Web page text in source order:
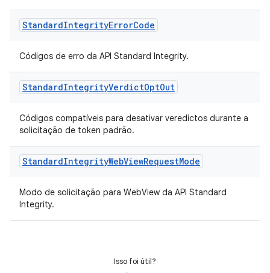
StandardIntegrityErrorCode
Códigos de erro da API Standard Integrity.
StandardIntegrityVerdictOptOut
Códigos compatíveis para desativar veredictos durante a
solicitação de token padrão.
StandardIntegrityWebViewRequestMode
Modo de solicitação para WebView da API Standard
Integrity.
Isso foi útil?